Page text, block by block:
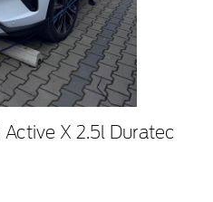
Active X 2.5l Duratec